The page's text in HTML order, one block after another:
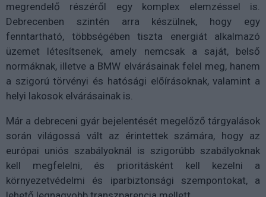
megrendelő részéről egy komplex elemzéssel is.
Debrecenben szintén arra készülnek, hogy egy
fenntartható, többségében tiszta energiát alkalmazó
üzemet létesítsenek, amely nemcsak a saját, belső
normáknak, illetve a BMW elvárásainak felel meg, hanem
a szigorú törvényi és hatósági előírásoknak, valamint a
helyi lakosok elvárásainak is.
Már a debreceni gyár bejelentését megelőző tárgyalások
során világossá vált az érintettek számára, hogy az
európai uniós szabályoknál is szigorúbb szabályoknak
kell megfelelni, és prioritásként kell kezelni a
környezetvédelmi és iparbiztonsági szempontokat, a